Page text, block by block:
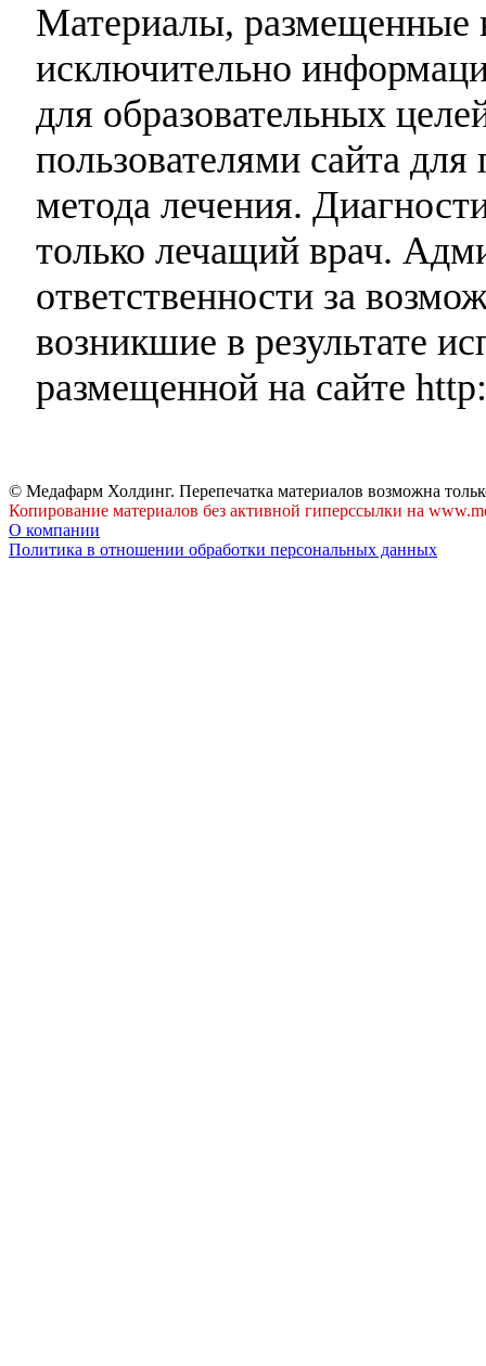
Материалы, размещенные
исключительно
для образовательных
пользователями сайта
метода лечения.
только лечащий врач.
ответственности за
возникшие в результате
размещенной на сайте
© Медафарм Холдинг. Перепечатка материалов возможна
Копирование материалов без активной гиперссылки на
О компании
Политика в отношении обработки персональных данных